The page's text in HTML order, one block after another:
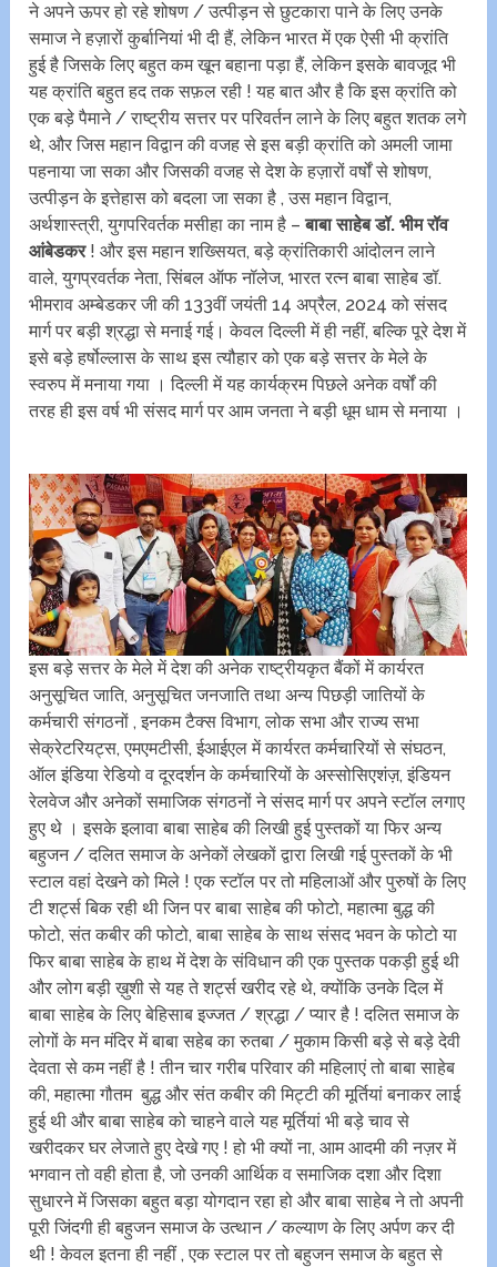
ने अपने ऊपर हो रहे शोषण / उत्पीड़न से छुटकारा पाने के लिए उनके
समाज ने हज़ारों कुर्बानियां भी दी हैं, लेकिन भारत में एक ऐसी भी क्रांति
हुई है जिसके लिए बहुत कम खून बहाना पड़ा हैं, लेकिन इसके बावजूद भी
यह क्रांति बहुत हद तक सफ़ल रही ! यह बात और है कि इस क्रांति को
एक बड़े पैमाने / राष्ट्रीय सत्तर पर परिवर्तन लाने के लिए बहुत शतक लगे
थे, और जिस महान विद्वान की वजह से इस बड़ी क्रांति को अमली जामा
पहनाया जा सका और जिसकी वजह से देश के हज़ारों वर्षों से शोषण,
उत्पीड़न के इत्तेहास को बदला जा सका है , उस महान विद्वान,
अर्थशास्त्री, युगपरिवर्तक मसीहा का नाम है –बाबा साहेब डॉ. भीम रॉव
आंबेडकर ! और इस महान शख्सियत, बड़े क्रांतिकारी आंदोलन लाने
वाले, युगप्रवर्तक नेता, सिंबल ऑफ नॉलेज, भारत रत्न बाबा साहेब डॉ.
भीमराव अम्बेडकर जी की 133वीं जयंती 14 अप्रैल, 2024 को संसद
मार्ग पर बड़ी श्रद्धा से मनाई गई। केवल दिल्ली में ही नहीं, बल्कि पूरे देश में
इसे बड़े हर्षोल्लास के साथ इस त्यौहार को एक बड़े सत्तर के मेले के
स्वरुप में मनाया गया । दिल्ली में यह कार्यक्रम पिछले अनेक वर्षों की
तरह ही इस वर्ष भी संसद मार्ग पर आम जनता ने बड़ी धूम धाम से मनाया ।
इस बड़े सत्तर के मेले में देश की अनेक राष्ट्रीयकृत बैंकों में कार्यरत
अनुसूचित जाति, अनुसूचित जनजाति तथा अन्य पिछड़ी जातियों के
कर्मचारी संगठनों , इनकम टैक्स विभाग, लोक सभा और राज्य सभा
सेक्रेटरियट्स, एमएमटीसी, ईआईएल में कार्यरत कर्मचारियों से संघठन,
ऑल इंडिया रेडियो व दूरदर्शन के कर्मचारियों के अस्सोसिएशंज़, इंडियन
रेलवेज और अनेकों समाजिक संगठनों ने संसद मार्ग पर अपने स्टॉल लगाए
हुए थे । इसके इलावा बाबा साहेब की लिखी हुई पुस्तकों या फिर अन्य
बहुजन / दलित समाज के अनेकों लेखकों द्वारा लिखी गई पुस्तकों के भी
स्टाल वहां देखने को मिले ! एक स्टॉल पर तो महिलाओं और पुरुषों के लिए
टी शर्ट्स बिक रही थी जिन पर बाबा साहेब की फोटो, महात्मा बुद्ध की
फोटो, संत कबीर की फोटो, बाबा साहेब के साथ संसद भवन के फोटो या
फिर बाबा साहेब के हाथ में देश के संविधान की एक पुस्तक पकड़ी हुई थी
और लोग बड़ी ख़ुशी से यह ते शर्ट्स खरीद रहे थे, क्योंकि उनके दिल में
बाबा साहेब के लिए बेहिसाब इज्जत / श्रद्धा / प्यार है ! दलित समाज के
लोगों के मन मंदिर में बाबा सहेब का रुतबा / मुकाम किसी बड़े से बड़े देवी
देवता से कम नहीं है ! तीन चार गरीब परिवार की महिलाएं तो बाबा साहेब
की, महात्मा गौतम बुद्ध और संत कबीर की मिट्टी की मूर्तियां बनाकर लाई
हुई थी और बाबा साहेब को चाहने वाले यह मूर्तियां भी बड़े चाव से
खरीदकर घर लेजाते हुए देखे गए ! हो भी क्यों ना, आम आदमी की नज़र में
भगवान तो वही होता है, जो उनकी आर्थिक व समाजिक दशा और दिशा
सुधारने में जिसका बहुत बड़ा योगदान रहा हो और बाबा साहेब ने तो अपनी
पूरी जिंदगी ही बहुजन समाज के उत्थान / कल्याण के लिए अर्पण कर दी
थी ! केवल इतना ही नहीं , एक स्टाल पर तो बहुजन समाज के बहुत से